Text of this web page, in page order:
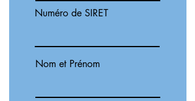
Numéro de SIRET
Nom et Prénom